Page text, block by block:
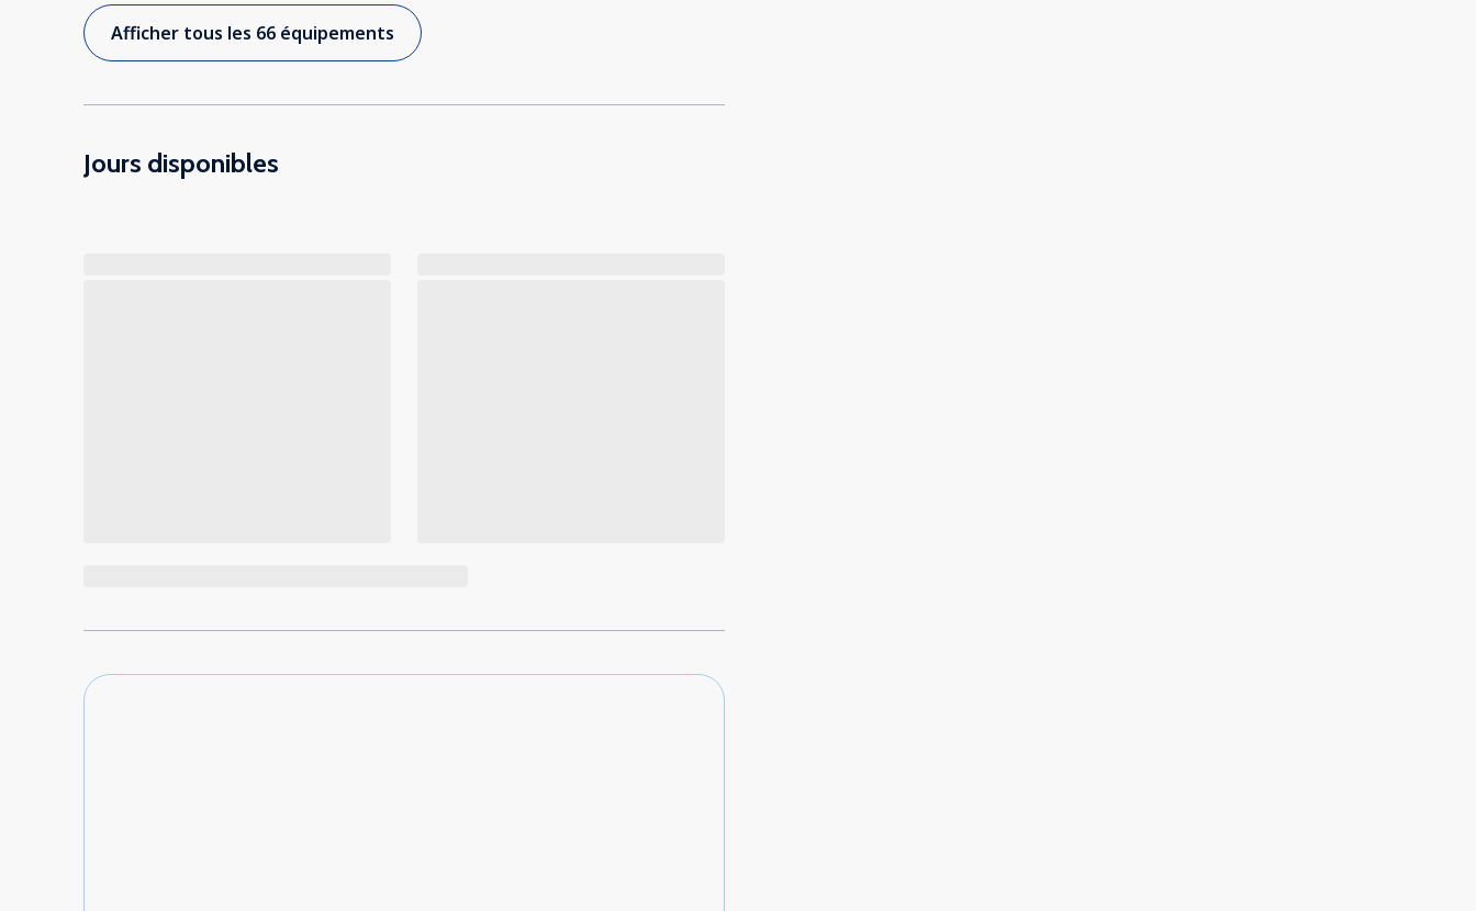
Afficher tous les 66 équipements
Jours disponibles